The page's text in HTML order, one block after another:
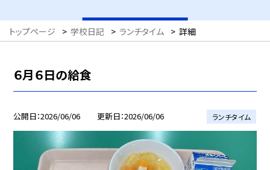
トップページ > 学校日記 > ランチタイム > 詳細
６月６日の給食
公開日 2026/06/06 更新日 2026/06/06 ランチタイム